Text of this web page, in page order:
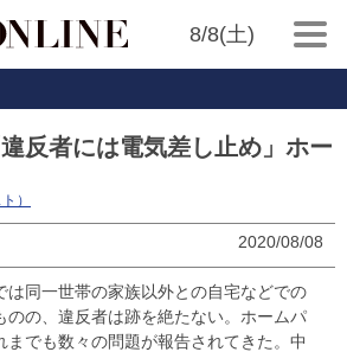
8/8(土)
反者には電気差し止め」ホー
）
2020/08/08
は同一世帯の家族以外との自宅などでの
のの、違反者は跡を絶たない。ホームパ
までも数々の問題が報告されてきた。中